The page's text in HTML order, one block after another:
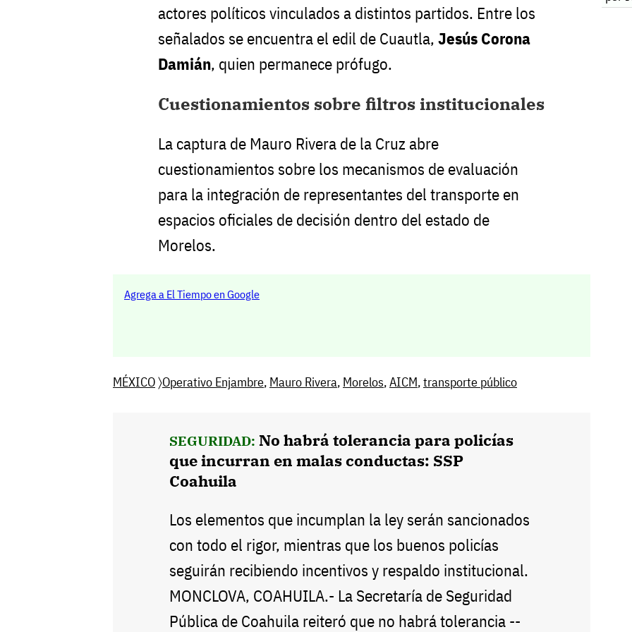
actores políticos vinculados a distintos partidos. Entre los
señalados se encuentra el edil de Cuautla, Jesús Corona
Damián, quien permanece prófugo.
Cuestionamientos sobre filtros institucionales
La captura de Mauro Rivera de la Cruz abre
cuestionamientos sobre los mecanismos de evaluación
para la integración de representantes del transporte en
espacios oficiales de decisión dentro del estado de
Morelos.
Agrega a El Tiempo en Google
MÉXICO〉Operativo Enjambre, Mauro Rivera, Morelos,AICM,transporte público
SEGURIDAD: No habrá tolerancia para policías
que incurran en malas conductas: SSP
Coahuila
Los elementos que incumplan la ley serán sancionados
con todo el rigor, mientras que los buenos policías
seguirán recibiendo incentivos y respaldo institucional.
MONCLOVA, COAHUILA.- La Secretaría de Seguridad
Pública de Coahuila reiteró que no habrá tolerancia --